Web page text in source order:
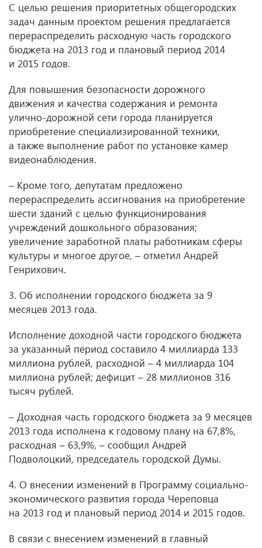
С целью решения приоритетных общегородских
задач данным проектом решения предлагается
перераспределить расходную часть городского
бюджета на 2013 год и плановый период 2014
и 2015 годов.
Для повышения безопасности дорожного
движения и качества содержания и ремонта
улично-дорожной сети города планируется
приобретение специализированной техники,
а также выполнение работ по установке камер
видеонаблюдения.
– Кроме того, депутатам предложено
перераспределить ассигнования на приобретение
шести зданий с целью функционирования
учреждений дошкольного образования;
увеличение заработной платы работникам сферы
культуры и многое другое, – отметил Андрей
Генрихович.
3. Об исполнении городского бюджета за 9
месяцев 2013 года.
Исполнение доходной части городского бюджета
за указанный период составило 4 миллиарда 133
миллиона рублей, расходной – 4 миллиарда 104
миллиона рублей; дефицит – 28 миллионов 316
тысяч рублей.
– Доходная часть городского бюджета за 9 месяцев
2013 года исполнена к годовому плану на 67,8%,
расходная – 63,9%, – сообщил Андрей
Подволоцкий, председатель городской Думы.
4. О внесении изменений в Программу социально-
экономического развития города Череповца
на 2013 год и плановый период 2014 и 2015 годов.
В связи с внесением изменений в главный